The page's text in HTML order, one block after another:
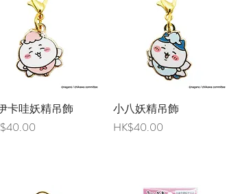
快速瀏覽
卡哇妖精吊飾
快速瀏覽
小八妖精吊飾
價格
HK$40.00